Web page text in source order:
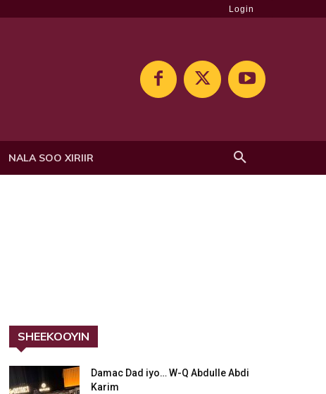
Login
NALA SOO XIRIIR
SHEEKOOYIN
Damac Dad iyo… W-Q Abdulle Abdi
Karim